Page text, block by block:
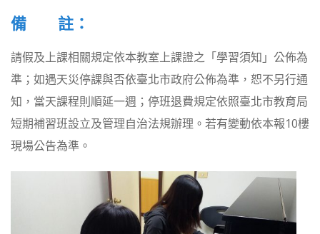
備 註：
請假及上課相關規定依本教室上課證之「學習須知」公佈為
準；如遇天災停課與否依臺北市政府公佈為準，恕不另行通
知，當天課程則順延一週；停班退費規定依照臺北市教育局
短期補習班設立及管理自治法規辦理。若有變動依本報10樓
現場公告為準。